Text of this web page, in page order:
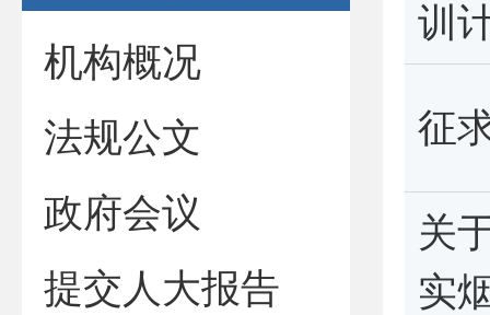
机构概况
法规公文
政府会议
提交人大报告
训
征
关
实